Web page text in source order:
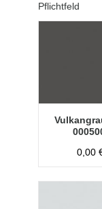
Pflichtfeld
0,00